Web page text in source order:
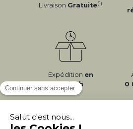
Livraison Gratuite(1)
Expédition en
24/72h
0